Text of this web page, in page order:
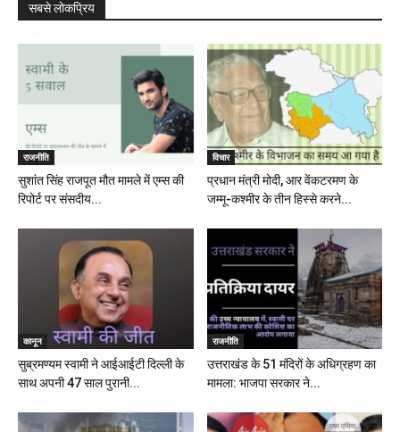
सबसे लोकप्रिय
राजनीति
सुशांत सिंह राजपूत मौत मामले में एम्स की
रिपोर्ट पर संसदीय...
विचार
प्रधान मंत्री मोदी, आर वेंकटरमण के
जम्मू-कश्मीर के तीन हिस्से करने...
कानून
सुब्रमण्यम स्वामी ने आईआईटी दिल्ली के
साथ अपनी 47 साल पुरानी...
राजनीति
उत्तराखंड के 51 मंदिरों के अधिग्रहण का
मामला: भाजपा सरकार ने...